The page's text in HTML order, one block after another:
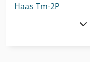
Haas Tm-2P